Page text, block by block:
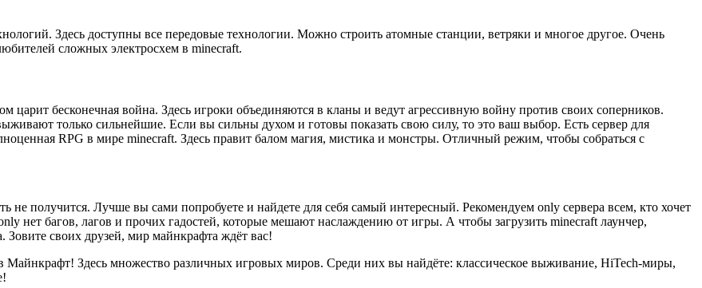
Здесь доступны все передовые технологии. Можно строить атомные станции, ветряки и многое другое. Очень
сложных электросхем в minecraft.
царит бесконечная война. Здесь игроки объединяются в кланы и ведут агрессивную войну против своих соперников.
только сильнейшие. Если вы сильны духом и готовы показать свою силу, то это ваш выбор. Есть сервер для
RPG в мире minecraft. Здесь правит балом магия, мистика и монстры. Отличный режим, чтобы собраться с
не получится. Лучше вы сами попробуете и найдете для себя самый интересный. Рекомендуем only сервера всем, кто хочет
нет багов, лагов и прочих гадостей, которые мешают наслаждению от игры. А чтобы загрузить minecraft лаунчер,
Зовите своих друзей, мир майнкрафта ждёт вас!
Майнкрафт! Здесь множество различных игровых миров. Среди них вы найдёте: классическое выживание, HiTech-миры,